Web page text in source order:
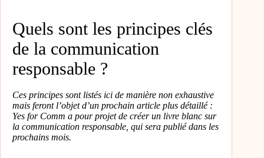
Quels sont les principes clés
de la communication
responsable ?
Ces principes sont listés ici de manière non exhaustive
mais feront l’objet d’un prochain article plus détaillé :
Yes for Comm a pour projet de créer un livre blanc sur
la communication responsable, qui sera publié dans les
prochains mois.